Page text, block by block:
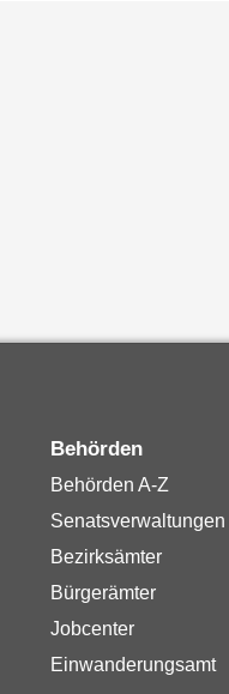
Behörden
Behörden A-Z
Senatsverwaltungen
Bezirksämter
Bürgerämter
Jobcenter
Einwanderungsamt